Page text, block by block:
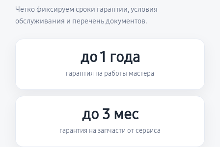
Четко фиксируем сроки гарантии, условия
обслуживания и перечень документов.
до 1 года
гарантия на работы мастера
до 3 мес
гарантия на запчасти от сервиса